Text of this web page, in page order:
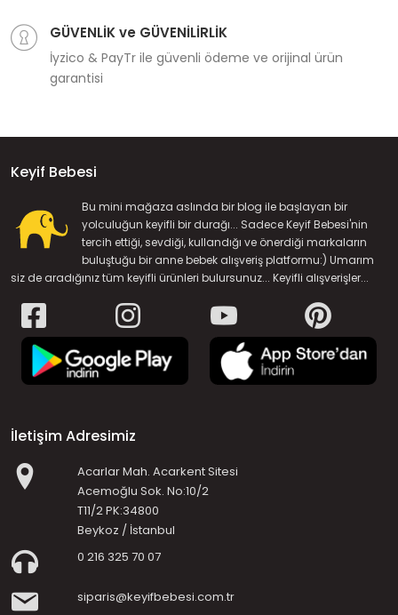
GÜVENLİK ve GÜVENİLİRLİK
İyzico & PayTr ile güvenli ödeme ve orijinal ürün
garantisi
Keyif Bebesi
Bu mini mağaza aslında bir blog ile başlayan bir
yolculuğun keyifli bir durağı... Sadece Keyif Bebesi'nin
tercih ettiği, sevdiği, kullandığı ve önerdiği markaların
buluştuğu bir anne bebek alışveriş platformu:) Umarım
siz de aradığınız tüm keyifli ürünleri bulursunuz... Keyifli alışverişler...
İletişim Adresimiz
Acarlar Mah. Acarkent Sitesi
Acemoğlu Sok. No:10/2
T11/2 PK:34800
Beykoz / İstanbul
0 216 325 70 07
siparis@keyifbebesi.com.tr